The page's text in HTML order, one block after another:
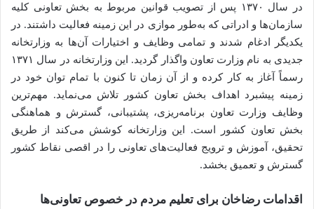
در سال ۱۳۷۰ پس از تصویب قوانین مربوط به بخش تعاونی کلیه
سازمان‌ها و ادراتی که به‌طور موازی در این زمینه فعالیت داشتند. در
یکدیگر ادغام شدند و تمامی وظایف و اختیارات آن‌ها به وزارتخانه
جدیدی به نام وزارت تعاون واگذار گردید. این وزارتخانه در سال ۱۳۷۱
رسماً آغاز به کار کرده و از آن زمان تا کنون با تمام توان خود در
زمینه پیشبرد اهداف بخش تعاون کشور تلاش می‌نماید. مهم‌ترین
وظایف وزارت تعاون برنامه‌ریزی، پشتیبانی، گسترش و هماهنگی
بخش تعاون کشور است. این وزارتخانه کوشش می‌کند از طریق
تحقیق، آموزش و ترویج فعالیت‌های تعاونی را در اقصی نقاط کشور
گسترش و تعمیق بخشد.
اقدامات رضاخان برای تعلیم مردم در خصوص تعاونی‌ها